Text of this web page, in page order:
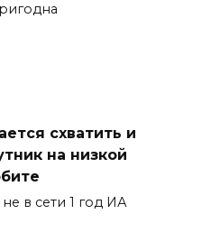
схватить и
на низкой
в сети 1 год ИА